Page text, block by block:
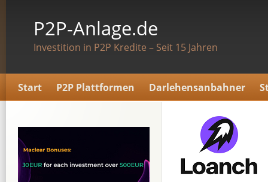
P2P-Anlage.de
Investition in P2P Kredite – Seit 15 Jahren
Start P2P Plattformen Darlehensanbahner